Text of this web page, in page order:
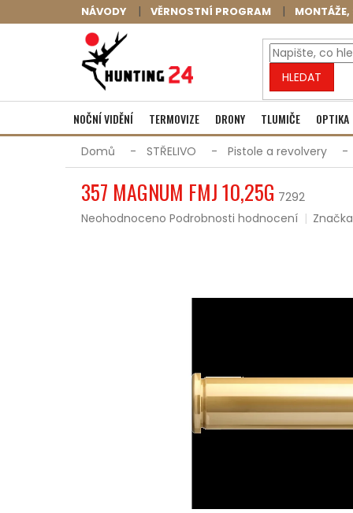
na
NÁVODY VĚRNOSTNÍ PROGRAM MONTÁŽE,
HLEDAT
NOČNÍ VIDĚNÍ TERMOVIZE DRONY TLUMIČE OPTIKA
Domů STŘELIVO Pistole a revolvery
357 MAGNUM FMJ 10,25G 7292
Průměrné
Neohodnoceno Podrobnosti hodnocení